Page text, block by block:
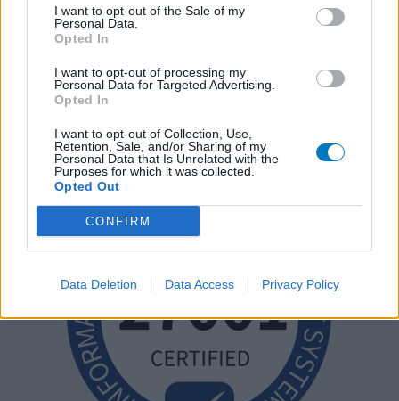
I want to opt-out of the Sale of my
Personal Data.
Opted In
I want to opt-out of processing my
Personal Data for Targeted Advertising.
Opted In
I want to opt-out of Collection, Use,
Retention, Sale, and/or Sharing of my
Personal Data that Is Unrelated with the
Purposes for which it was collected.
Opted Out
CONFIRM
Data Deletion Data Access Privacy Policy